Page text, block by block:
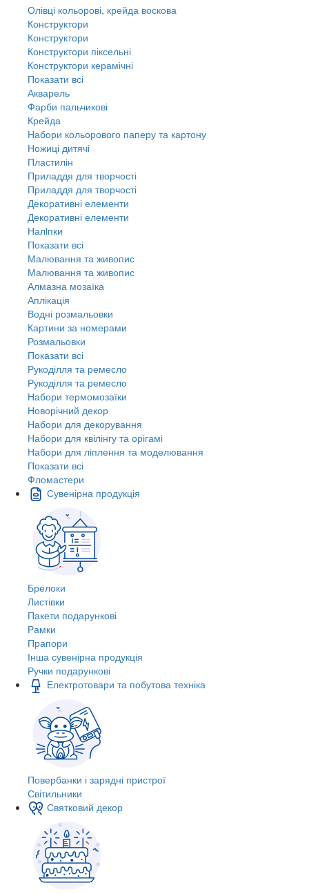
Олівці кольорові, крейда воскова
Конструктори
Конструктори
Конструктори піксельні
Конструктори керамічні
Показати всі
Акварель
Фарби пальчикові
Крейда
Набори кольорового паперу та картону
Ножиці дитячі
Пластилін
Приладдя для творчості
Приладдя для творчості
Декоративні елементи
Декоративні елементи
Налiпки
Показати всі
Малювання та живопис
Малювання та живопис
Алмазна мозаїка
Аплікація
Водні розмальовки
Картини за номерами
Розмальовки
Показати всі
Рукоділля та ремесло
Рукоділля та ремесло
Набори термомозаїки
Новорічний декор
Набори для декорування
Набори для квілінгу та орігамі
Набори для ліплення та моделювання
Показати всі
Фломастери
Сувенірна продукція
Брелоки
Листівки
Пакети подарункові
Рамки
Прапори
Інша сувенірна продукція
Ручки подарункові
Електротовари та побутова техніка
Повербанки і зарядні пристрої
Світильники
Святковий декор